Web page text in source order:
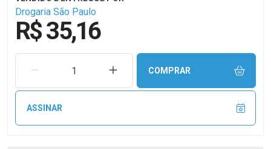
Drogaria São Paulo
R$ 35,16
REMOVER UMA UNIDADEAUMENTAR UMA UNIDADE
COMPRAR
ASSINAR